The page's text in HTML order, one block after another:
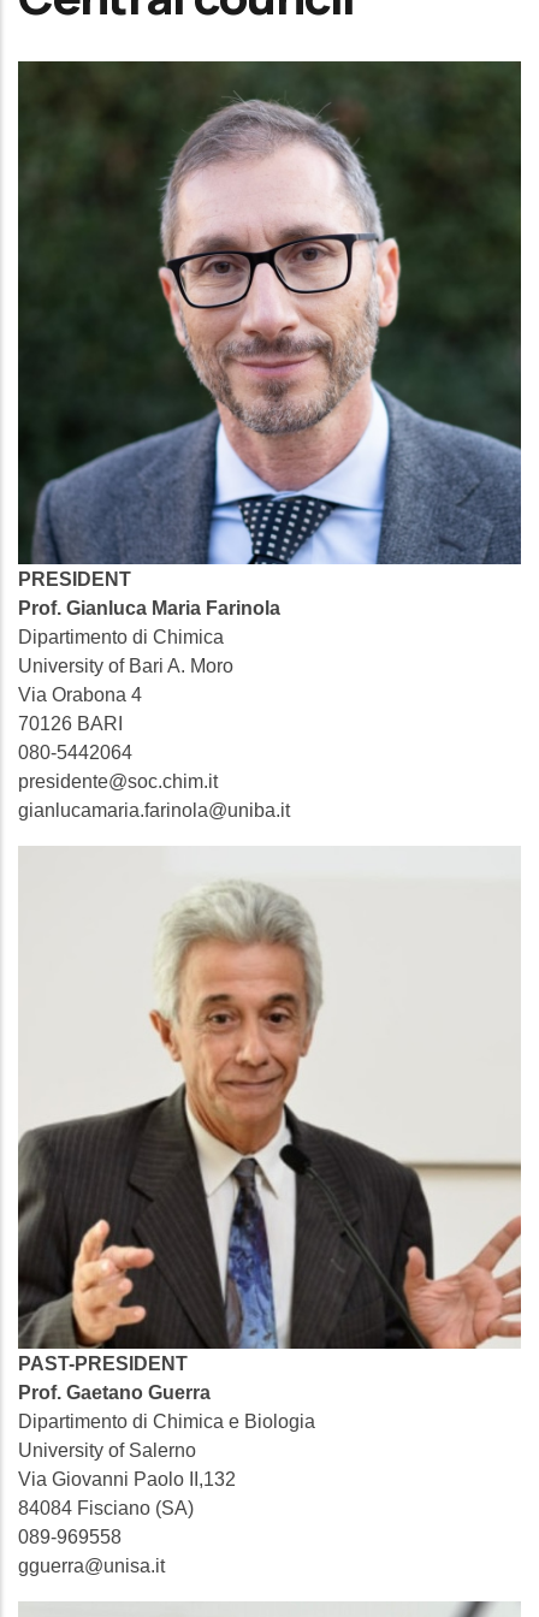
PRESIDENT
Prof. Gianluca Maria Farinola
Dipartimento di Chimica
University of Bari A. Moro
Via Orabona 4
70126 BARI
080-5442064
presidente@soc.chim.it
gianlucamaria.farinola@uniba.it
PAST-PRESIDENT
Prof. Gaetano Guerra
Dipartimento di Chimica e Biologia
University of Salerno
Via Giovanni Paolo II,132
84084 Fisciano (SA)
089-969558
gguerra@unisa.it